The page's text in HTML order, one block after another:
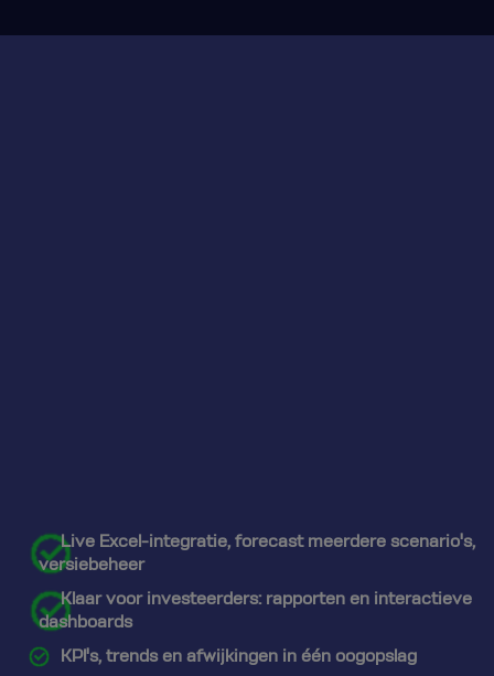
Live Excel-integratie, forecast meerdere scenario's,
versiebeheer
Klaar voor investeerders: rapporten en interactieve
dashboards
KPI's, trends en afwijkingen in één oogopslag